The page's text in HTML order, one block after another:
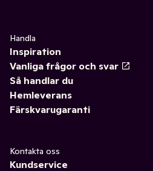
Handla
Inspiration
Vanliga frågor och svar
Så handlar du
Hemleverans
Färskvarugaranti
Kontakta oss
Kundservice